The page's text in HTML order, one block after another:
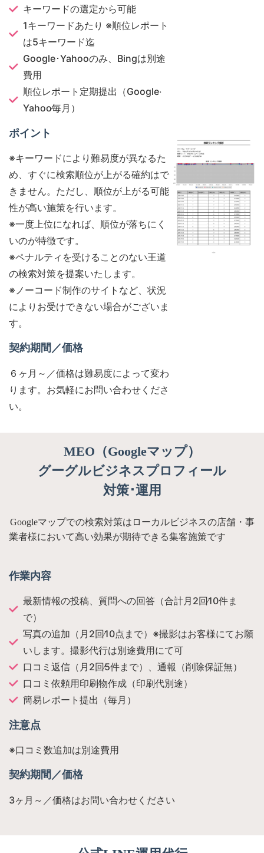
キーワードの選定から可能
1キーワードあたり ※順位レポート
は5キーワード迄
Google･Yahooのみ、Bingは別途
費用
順位レポート定期提出（Google‧
Yahoo∕毎月）
ポイント
※キーワードにより難易度が異なるた
め、すぐに検索順位が上がる確約はで
きません。ただし、順位が上がる可能
性が高い施策を行います。
※一度上位になれば、順位が落ちにく
いのが特徴です。
※ペナルティを受けることのない王道
の検索対策を提案いたします。
※ノーコード制作のサイトなど、状況
によりお受けできない場合がございま
す。
契約期間／価格
６ヶ月～／価格は難易度によって変わ
ります。お気軽にお問い合わせくださ
い。
MEO（Googleマップ）
グーグルビジネスプロフィール
対策･運用
Googleマップでの検索対策はローカルビジネスの店舗・事
業者様において高い効果が期待できる集客施策です
作業内容
最新情報の投稿、質問への回答（合計月2回∕10件ま
で）
写真の追加（月2回∕10点まで）※撮影はお客様にてお願
いします。撮影代行は別途費用にて可
口コミ返信（月2回∕5件まで）、通報（削除保証無）
口コミ依頼用印刷物作成（印刷代別途）
簡易レポート提出（毎月）
注意点
※口コミ数追加は別途費用
契約期間／価格
3ヶ月～／価格はお問い合わせください